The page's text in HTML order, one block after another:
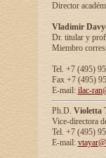
Director
Vladimir
Dr. titular y
Miembro
Tel. +7 (495)
Fax +7 (495)
E-mail: ilac-
Ph.D. Violetta
Vice-directora
Tel. +7 (495)
E-mail: